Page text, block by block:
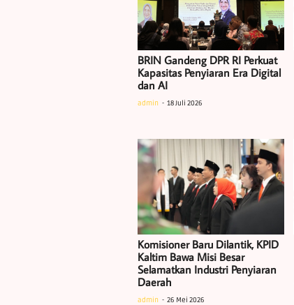
BRIN Gandeng DPR RI Perkuat
Kapasitas Penyiaran Era Digital
dan AI
admin 18 Juli 2026
Komisioner Baru Dilantik, KPID
Kaltim Bawa Misi Besar
Selamatkan Industri Penyiaran
Daerah
admin 26 Mei 2026